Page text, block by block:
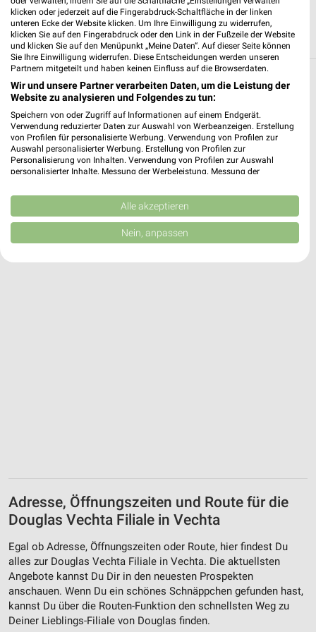
Filialen in der Umgebung
1 Filiale
Douglas Cloppenburg
Langestraße 27
49661 Cloppenburg
Heute 09:30 - 18:00 Uhr |
20,99 km
Adresse, Öffnungszeiten und Route für die
Douglas Vechta Filiale in Vechta
Egal ob Adresse, Öffnungszeiten oder Route, hier findest Du
alles zur Douglas Vechta Filiale in Vechta. Die aktuellsten
Angebote kannst Du Dir in den neuesten Prospekten
anschauen. Wenn Du ein schönes Schnäppchen gefunden hast,
kannst Du über die Routen-Funktion den schnellsten Weg zu
Deiner Lieblings-Filiale von Douglas finden.
klicken oder jederzeit auf die Fingerabdruck-Schaltfläche in der linken
unteren Ecke der Website klicken. Um Ihre Einwilligung zu widerrufen,
klicken Sie auf den Fingerabdruck oder den Link in der Fußzeile der Website
und klicken Sie auf den Menüpunkt „Meine Daten“. Auf dieser Seite können
Sie Ihre Einwilligung widerrufen. Diese Entscheidungen werden unseren
Partnern mitgeteilt und haben keinen Einfluss auf die Browserdaten.
Wir und unsere Partner verarbeiten Daten, um die Leistung der
Website zu analysieren und Folgendes zu tun:
Speichern von oder Zugriff auf Informationen auf einem Endgerät.
Verwendung reduzierter Daten zur Auswahl von Werbeanzeigen. Erstellung
von Profilen für personalisierte Werbung. Verwendung von Profilen zur
Auswahl personalisierter Werbung. Erstellung von Profilen zur
Personalisierung von Inhalten. Verwendung von Profilen zur Auswahl
personalisierter Inhalte. Messung der Werbeleistung. Messung der
Kombinationen von Daten aus verschiedenen Quellen. Entwicklung und
Verbesserung der Angebote. Verwendung reduzierter Daten zur Auswahl
von Inhalten.
Daten können außerhalb der Europäischen Union weitergegeben und in die
Website/App.
Erstellung von Profilen zur Personalisierung
von Inhalten
Verwendung von Profilen zur Auswahl
personalisierter Inhalte
Messung der Werbeleistung
Messung der Performance von Inhalten
Alle akzeptieren
Nein, anpassen